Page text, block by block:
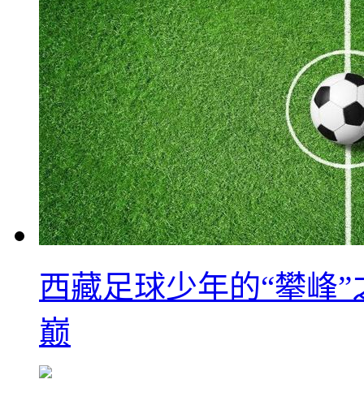
西藏足球少年的“攀峰
巅